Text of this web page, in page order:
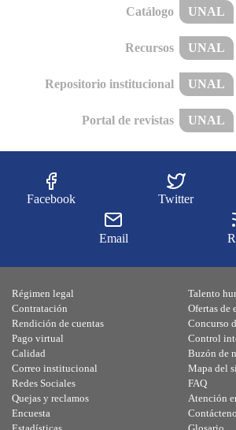
Catálogo UNAL
Recursos UNAL
Repositorio institucional UNAL
Portal de revistas UNAL
Facebook Twitter
Email
Régimen legal
Contratación
Rendición de cuentas
Pago virtual
Calidad
Talento
Ofertas de
Concurso
Control
Buzón de
Correo institucional
Redes Sociales
Quejas y reclamos
Encuesta
Mapa del
FAQ
Atención